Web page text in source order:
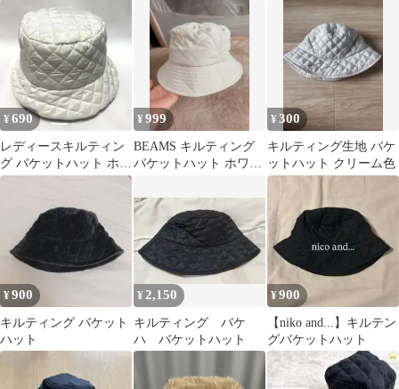
ップ付き
¥690
レディースキルティン
グ バケットハット ホワ
イト 新品
¥999
BEAMS キルティング
バケットハット ホワイ
¥300
キルティング生地 バケ
ットハット クリーム色
¥900
キルティング バケット
ハット
¥ 2,150
キルティング バケ
ハ バケットハット
¥900
【niko and...】キルテン
グバケットハット